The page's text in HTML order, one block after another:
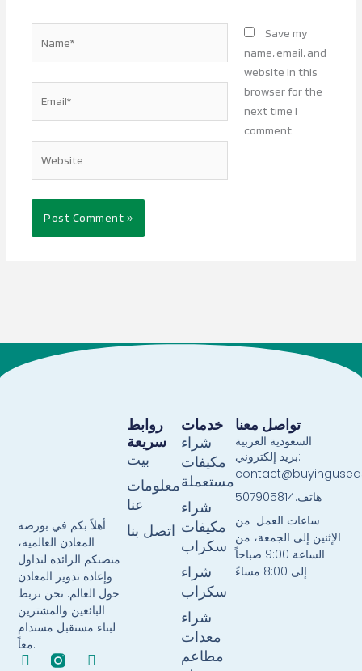
Save my
name, email, and
website in this
browser for the
next time I
comment.
أهلاً بكم في بورصة
المعادن العالمية،
منصتكم الرائدة لتداول
وإعادة تدوير المعادن
حول العالم. نحن نربط
البائعين والمشترين
لبناء مستقبل مستدام
معاً.
F
T
خدمات
شراء
مكيفات
مستعملة
شراء
مكيفات
سكراب
شراء
سكراب
شراء
معدات
مطاعم
روابط
سريعة
بيت
معلومات
عنا
اتصل بنا
تواصل معنا
السعودية العربية
بريد إلكتروني:
هاتف:507905814
ساعات العمل: من
الإثنين إلى الجمعة، من
الساعة 9:00 صباحاً
إلى 8:00 مساءً